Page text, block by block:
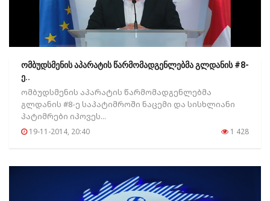
ომბუდსმენის აპარატის წარმომადგენლებმა გლდანის #8-
ე..
ომბუდსმენის აპარატის წარმომადგენლებმა
გლდანის #8-ე საპატიმროში ნაცემი და სისხლიანი
პატიმრები იპოვეს...
19-11-2014, 20:40 1 428